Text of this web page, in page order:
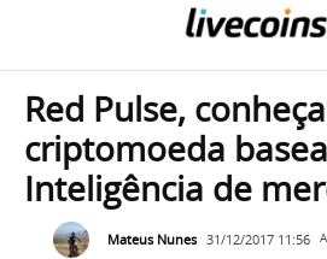
Red Pulse,
criptomoeda
Inteligência de
Mateus Nunes 31/12/2017 11:56